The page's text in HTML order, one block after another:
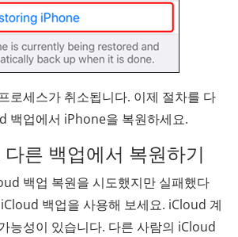
로세스가 취소됩니다. 이제 절차를 다
백업에서 iPhone을 복원하세요.
른 백업에서 복원하기
백업 복원을 시도했지만 실패했다
백업을 사용해 보세요. iCloud 계
능성이 있습니다. 다른 사람의 iCloud